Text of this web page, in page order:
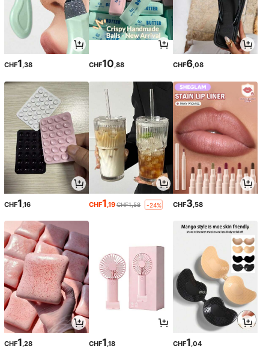
CHF1,38 CHF10,88 CHF6,08
CHF1 ,16 CHF1 ,19CHF1,58 -24% CHF3 ,58
CHF1,28 CHF1,18 CHF1,04